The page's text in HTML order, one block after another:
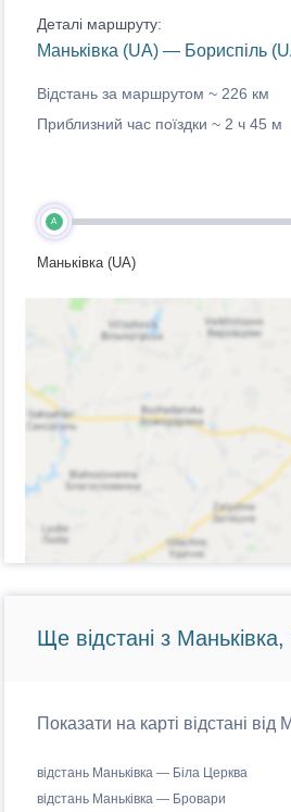
Деталі маршруту:
Маньківка (UA) — Бориспіль
Відстань за маршрутом ~ 226 км
Приблизний час поїздки ~ 2 ч 45 м
A
Маньківка (UA)
Ще відстані з
Показати на карті відстані
відстань Маньківка — Біла Церква
відстань Маньківка — Бровари